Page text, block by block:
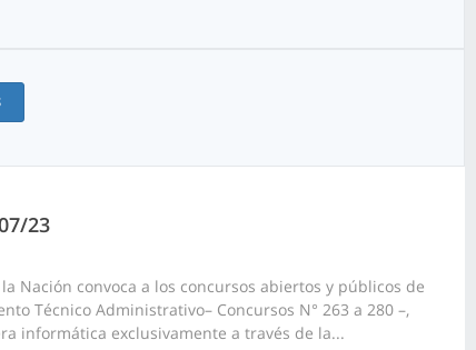
23
Nación convoca a los concursos abiertos y públicos de
Técnico Administrativo– Concursos N° 263 a 280 –,
informática exclusivamente a través de la...